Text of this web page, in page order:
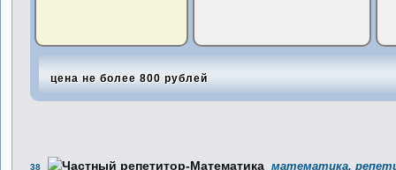
цена не более 800 рублей
38 математика,